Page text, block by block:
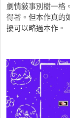
劇情敍事別樹一格
得著。但本作真的
擾可以略過本作。